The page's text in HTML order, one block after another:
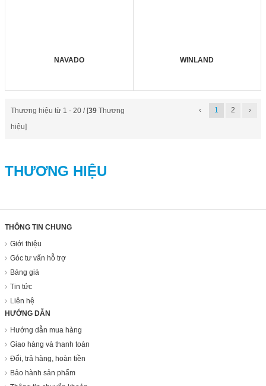
NAVADO WINLAND
Thương hiệu từ 1 - 20 / [39 Thương
hiệu]
‹ 1 2 ›
THƯƠNG HIỆU
THÔNG TIN CHUNG
Giới thiệu
Góc tư vấn hỗ trợ
Bảng giá
Tin tức
Liên hệ
HƯỚNG DẪN
Hướng dẫn mua hàng
Giao hàng và thanh toán
Đổi, trả hàng, hoàn tiền
Bảo hành sản phẩm